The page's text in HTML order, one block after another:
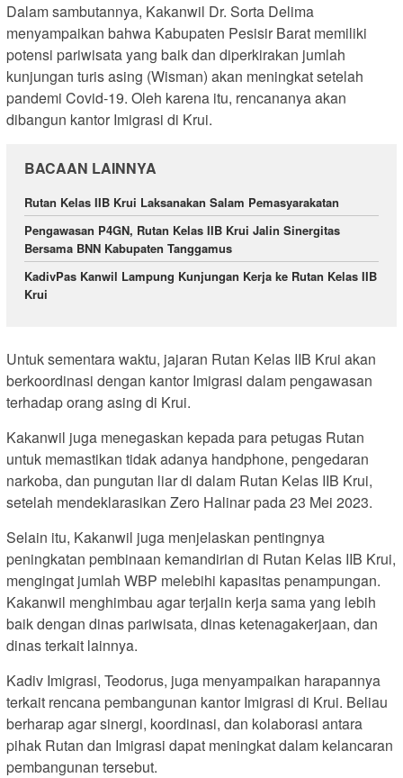
Dalam sambutannya, Kakanwil Dr. Sorta Delima
menyampaikan bahwa Kabupaten Pesisir Barat memiliki
potensi pariwisata yang baik dan diperkirakan jumlah
kunjungan turis asing (Wisman) akan meningkat setelah
pandemi Covid-19. Oleh karena itu, rencananya akan
dibangun kantor Imigrasi di Krui.
BACAAN LAINNYA
Rutan Kelas IIB Krui Laksanakan Salam Pemasyarakatan
Pengawasan P4GN, Rutan Kelas IIB Krui Jalin Sinergitas
Bersama BNN Kabupaten Tanggamus
KadivPas Kanwil Lampung Kunjungan Kerja ke Rutan Kelas IIB
Krui
Untuk sementara waktu, jajaran Rutan Kelas IIB Krui akan
berkoordinasi dengan kantor Imigrasi dalam pengawasan
terhadap orang asing di Krui.
Kakanwil juga menegaskan kepada para petugas Rutan
untuk memastikan tidak adanya handphone, pengedaran
narkoba, dan pungutan liar di dalam Rutan Kelas IIB Krui,
setelah mendeklarasikan Zero Halinar pada 23 Mei 2023.
Selain itu, Kakanwil juga menjelaskan pentingnya
peningkatan pembinaan kemandirian di Rutan Kelas IIB Krui,
mengingat jumlah WBP melebihi kapasitas penampungan.
Kakanwil menghimbau agar terjalin kerja sama yang lebih
baik dengan dinas pariwisata, dinas ketenagakerjaan, dan
dinas terkait lainnya.
Kadiv Imigrasi, Teodorus, juga menyampaikan harapannya
terkait rencana pembangunan kantor Imigrasi di Krui. Beliau
berharap agar sinergi, koordinasi, dan kolaborasi antara
pihak Rutan dan Imigrasi dapat meningkat dalam kelancaran
pembangunan tersebut.